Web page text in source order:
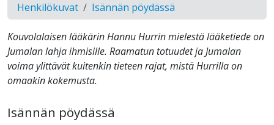
Henkilökuvat Isännän pöydässä
Kouvolalaisen lääkärin Hannu Hurrin mielestä lääketiede on
Jumalan lahja ihmisille. Raamatun totuudet ja Jumalan
voima ylittävät kuitenkin tieteen rajat, mistä Hurrilla on
omaakin kokemusta.
Isännän pöydässä